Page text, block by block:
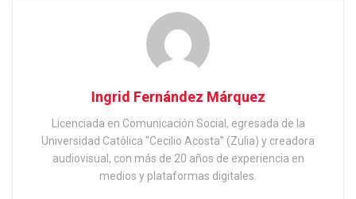
Ingrid Fernández Márquez
Licenciada en Comunicación Social, egresada de la
Universidad Católica "Cecilio Acosta" (Zulia) y creadora
audiovisual, con más de 20 años de experiencia en
medios y plataformas digitales.